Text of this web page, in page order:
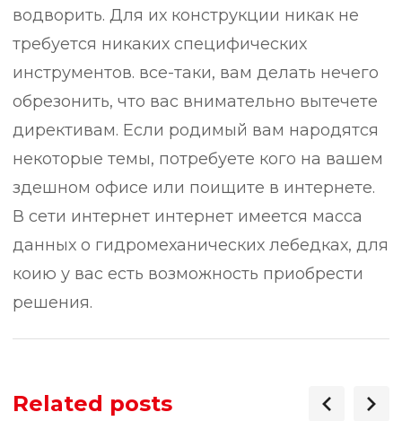
водворить. Для их конструкции никак не
требуется никаких специфических
инструментов. все-таки, вам делать нечего
обрезонить, что вас внимательно вытечете
директивам. Если родимый вам народятся
некоторые темы, потребуете кого на вашем
здешном офисе или поищите в интернете.
В сети интернет интернет имеется масса
данных о гидромеханических лебедках, для
коию у вас есть возможность приобрести
решения.
Related posts